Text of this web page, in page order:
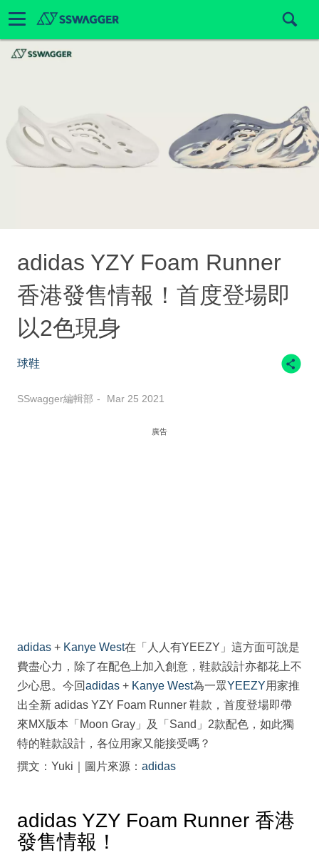
adidas YZY Foam Runner
香港發售情報！首度登場即
以2色現身
球鞋
SSwagger編輯部 Mar 25 2021
廣告
adidas + Kanye West在「人人有YEEZY」這方面可說是
費盡心力，除了在配色上加入創意，鞋款設計亦都花上不
少心思。今回adidas + Kanye West為一眾YEEZY用家推
出全新 adidas YZY Foam Runner 鞋款，首度登場即帶
來MX版本「Moon Gray」及「Sand」2款配色，如此獨
特的鞋款設計，各位用家又能接受嗎？
撰文：Yuki｜圖片來源： adidas
adidas YZY Foam Runner 香港
發售情報！